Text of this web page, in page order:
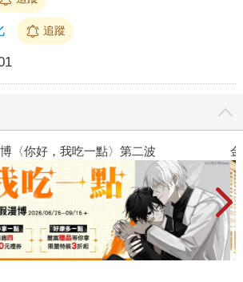
追蹤
〈你好，我吃一點〉第二波